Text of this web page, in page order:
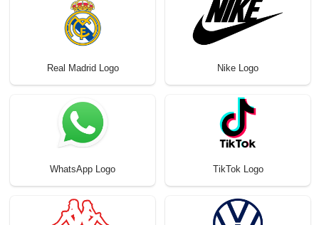
Real Madrid Logo Nike Logo
WhatsApp Logo TikTok Logo